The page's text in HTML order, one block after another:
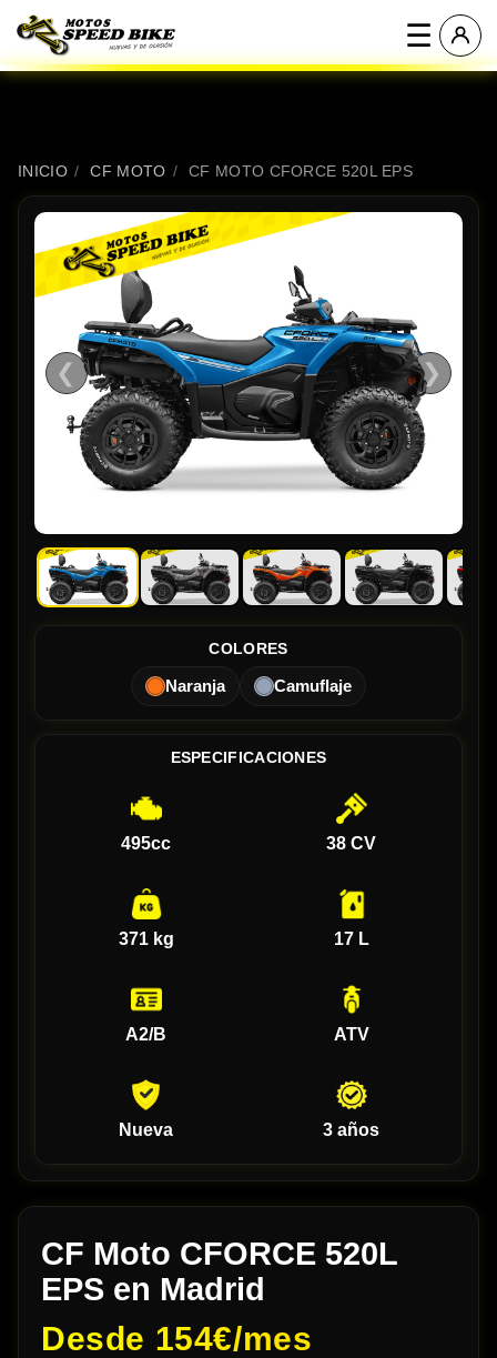
☰
INICIO / CF MOTO / CF MOTO CFORCE 520L EPS
❮ ❯
COLORES
Naranja Camuflaje
ESPECIFICACIONES
495cc 38 CV
371 kg 17 L
A2/B ATV
Nueva 3 años
CF Moto CFORCE 520L
EPS en Madrid
Desde 154€/mes